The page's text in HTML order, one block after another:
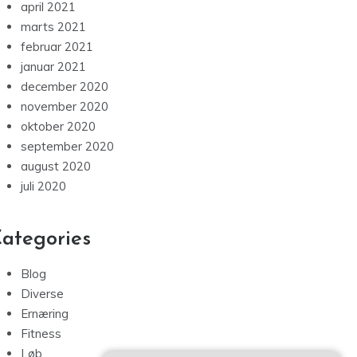
april 2021
marts 2021
februar 2021
januar 2021
december 2020
november 2020
oktober 2020
september 2020
august 2020
juli 2020
Blog
Diverse
Ernæring
Fitness
Løb